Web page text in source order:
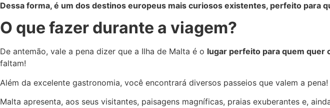
Dessa forma, é um dos destinos europeus mais curiosos existentes, perfeito para
O que fazer durante a viagem?
De antemão, vale a pena dizer que a Ilha de Malta é o lugar perfeito para quem quer
faltam!
Além da excelente gastronomia, você encontrará diversos passeios que valem a pena!
Malta apresenta, aos seus visitantes, paisagens magníficas, praias exuberantes e,